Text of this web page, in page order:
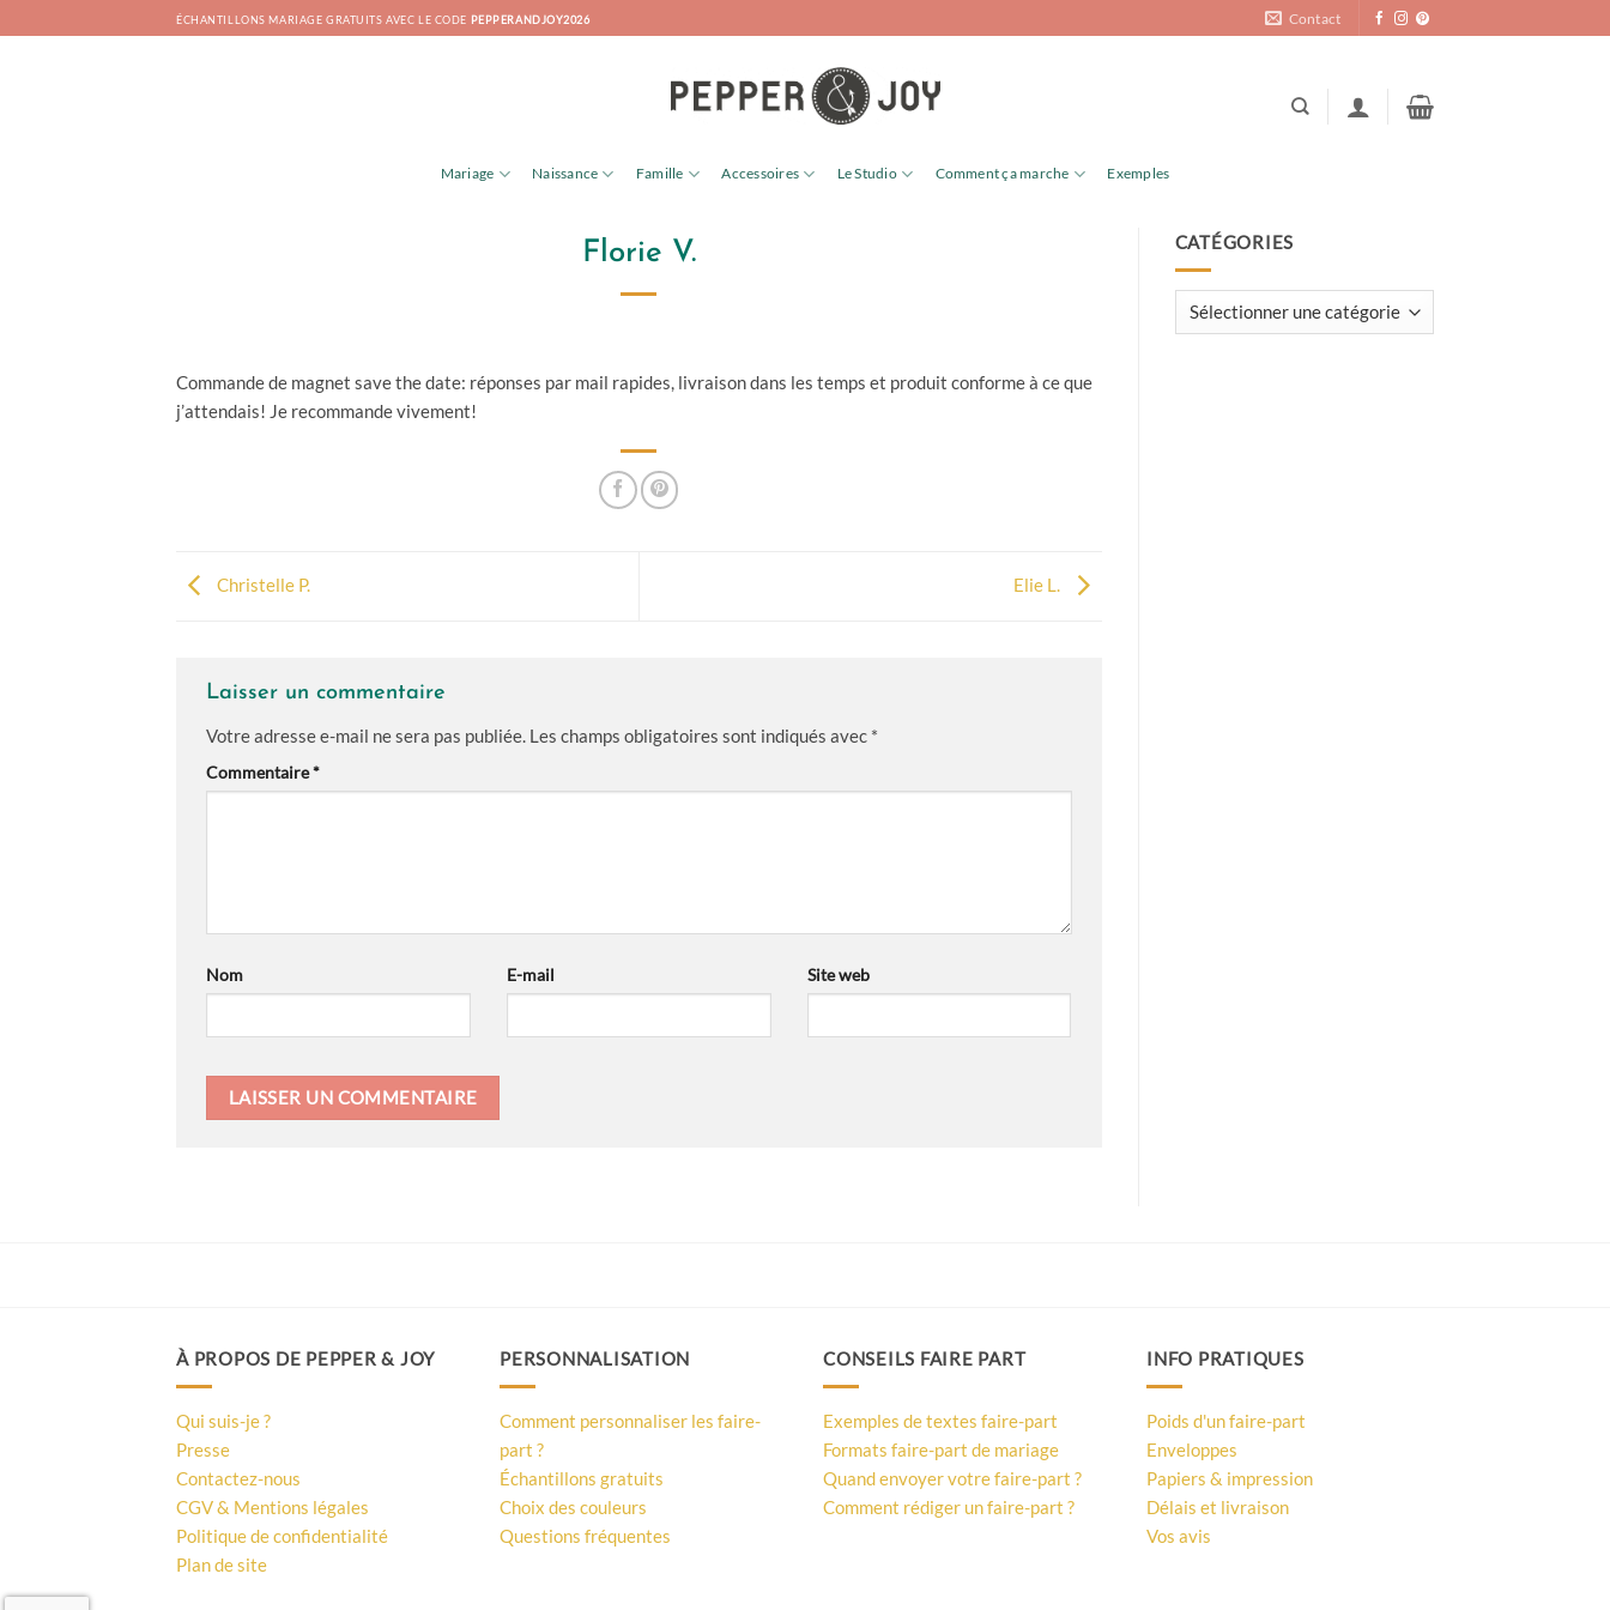
au
ÉCHANTILLONS MARIAGE GRATUITS AVEC LE CODE PEPPERANDJOY2026 Contact
Mariage Naissance Famille Accessoires Le Studio Comment ça marche Exemples
Florie V.
Commande de magnet save the date: réponses par mail rapides, livraison dans les temps et produit conforme à ce que
j’attendais! Je recommande vivement!
Christelle P. Elie L.
Laisser un commentaire
Votre adresse e-mail ne sera pas publiée. Les champs obligatoires sont indiqués avec *
Commentaire*
Nom E-mail Site web
CATÉGORIES
Catégories
À PROPOS DE PEPPER & JOY
Qui suis-je ?
Presse
Contactez-nous
CGV & Mentions légales
Politique de confidentialité
Plan de site
PERSONNALISATION
Comment personnaliser les faire-
part ?
Échantillons gratuits
Choix des couleurs
Questions fréquentes
CONSEILS FAIRE PART
Exemples de textes faire-part
Formats faire-part de mariage
Quand envoyer votre faire-part ?
Comment rédiger un faire-part ?
INFO PRATIQUES
Poids d'un faire-part
Enveloppes
Papiers & impression
Délais et livraison
Vos avis